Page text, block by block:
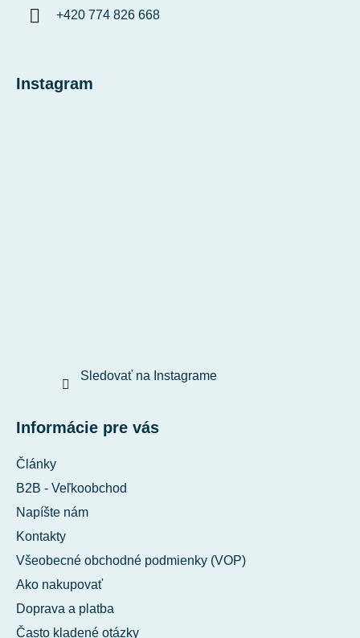
+420 774 826 668
Instagram
Sledovať na Instagrame
Informácie pre vás
Články
B2B - Veľkoobchod
Napíšte nám
Kontakty
Všeobecné obchodné podmienky (VOP)
Ako nakupovať
Doprava a platba
Často kladené otázky